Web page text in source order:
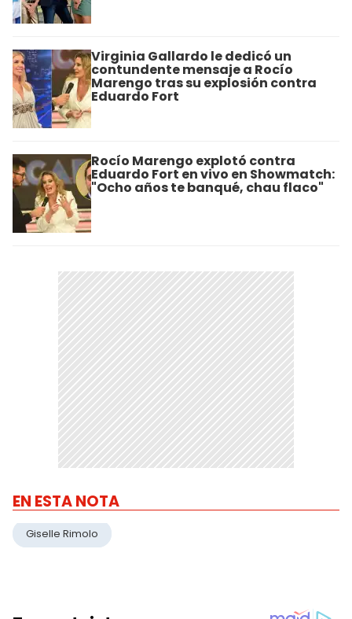
Virginia Gallardo le dedicó un
contundente mensaje a Rocío
Marengo tras su explosión contra
Eduardo Fort
Rocío Marengo explotó contra
Eduardo Fort en vivo en Showmatch:
"Ocho años te banqué, chau flaco"
EN ESTA NOTA
Giselle Rimolo